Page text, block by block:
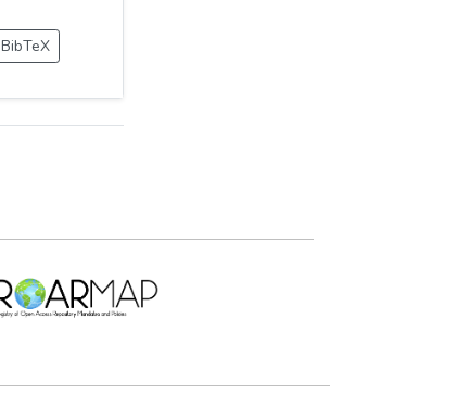
BibTeX